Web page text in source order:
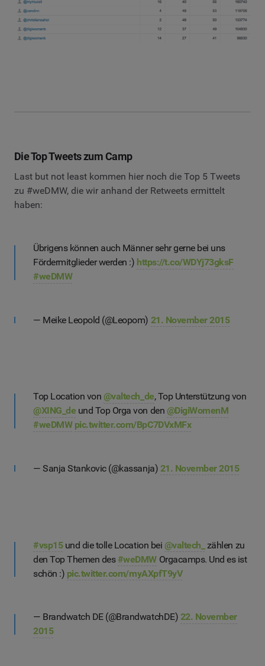
Die Top Tweets zum Camp
Last but not least kommen hier noch die Top 5 Tweets
zu #weDMW, die wir anhand der Retweets ermittelt
haben:
Übrigens können auch Männer sehr gerne bei uns
Fördermitglieder werden :) https://t.co/WDYj73gksF
#weDMW
— Meike Leopold (@Leopom) 21. November 2015
Top Location von @valtech_de, Top Unterstützung von
@XING_de und Top Orga von den @DigiWomenM
#weDMW pic.twitter.com/BpC7DVxMFx
— Sanja Stankovic (@kassanja) 21. November 2015
#vsp15und die tolle Location bei @valtech_ zählen zu
den Top Themen des#weDMW Orgacamps. Und es ist
schön :) pic.twitter.com/myAXpfT9yV
— Brandwatch DE (@BrandwatchDE) 22. November
2015